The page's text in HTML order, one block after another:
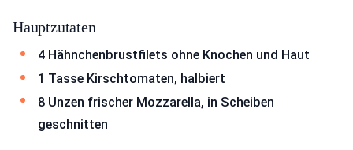
Hauptzutaten
4 Hähnchenbrustfilets ohne Knochen und Haut
1 Tasse Kirschtomaten, halbiert
8 Unzen frischer Mozzarella, in Scheiben
geschnitten